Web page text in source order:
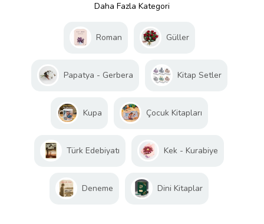
Daha Fazla Kategori
Roman Güller
Papatya - Gerbera Kitap Setler
Kupa Çocuk Kitapları
Türk Edebiyatı Kek - Kurabiye
Deneme Dini Kitaplar